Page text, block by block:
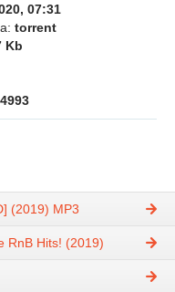
07:31
torrent
Kb
(2019) MP3
RnB Hits! (2019)